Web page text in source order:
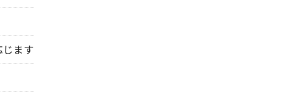
ます